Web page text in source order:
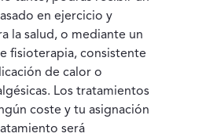
en ejercicio y
la salud, o mediante un
fisioterapia, consistente
de calor o
Los tratamientos
coste y tu asignación
será